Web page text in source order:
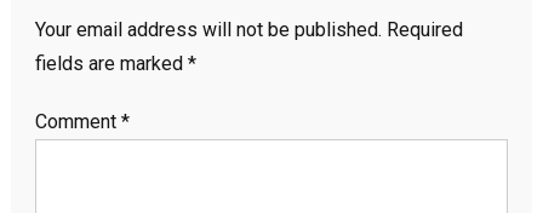
Your email address will not be published. Required
fields are marked *
Comment *